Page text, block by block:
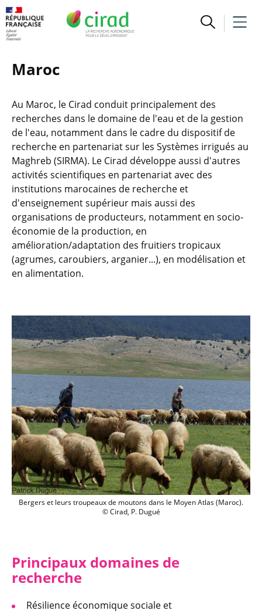
Maroc
Au Maroc, le Cirad conduit principalement des
recherches dans le domaine de l'eau et de la gestion
de l'eau, notamment dans le cadre du dispositif de
recherche en partenariat sur les Systèmes irrigués au
Maghreb (SIRMA). Le Cirad développe aussi d'autres
activités scientifiques en partenariat avec des
institutions marocaines de recherche et
d'enseignement supérieur mais aussi des
organisations de producteurs, notamment en socio-
économie de la production, en
amélioration/adaptation des fruitiers tropicaux
(agrumes, caroubiers, arganier...), en modélisation et
en alimentation.
Bergers et leurs troupeaux de moutons
Bergers et leurs troupeaux de moutons dans le Moyen Atlas (Maroc).
© Cirad, P. Dugué
Principaux domaines de
recherche
Résilience économique sociale et